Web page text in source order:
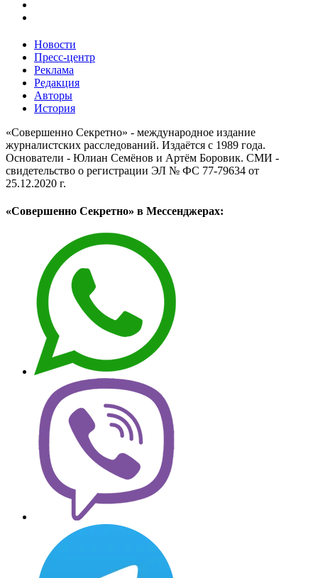
Новости
Пресс-центр
Реклама
Редакция
Авторы
История
«Совершенно Секретно» - международное издание
журналистских расследований. Издаётся с 1989 года.
Основатели - Юлиан Семёнов и Артём Боровик. CМИ -
свидетельство о регистрации ЭЛ № ФС 77-79634 от
25.12.2020 г.
«Совершенно Секретно» в Мессенджерах: